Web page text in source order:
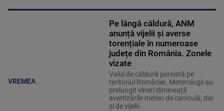
VREMEA
Pe lângă căldură, ANM
anunță vijelii și averse
torențiale în numeroase
județe din România. Zonele
vizate
Valul de căldură persistă pe
teritoriul României. Meterologii au
prelungit vineri dimineață
avertizările meteo de caniculă, dar
și de vijelii.